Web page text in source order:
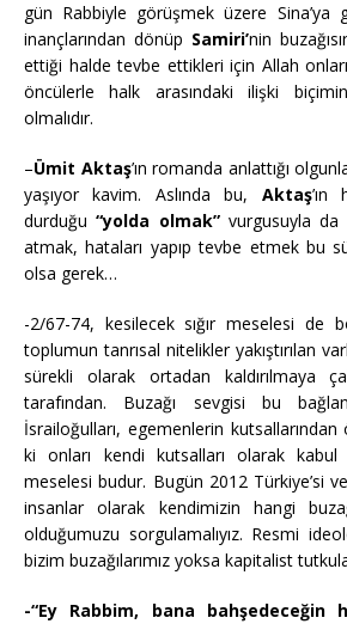
gün Rabbiyle görüşmek üzere Sina’ya
inançlarından dönüp Samiri’nin
ettiği halde tevbe ettikleri için Allah
öncülerle halk arasındaki ilişki
olmalıdır.
–Ümit Aktaş’ın romanda anlattığı
yaşıyor kavim. Aslında bu, Aktaş’ın
durduğu“yolda olmak”vurgusuyla da
atmak, hataları yapıp tevbe etmek bu
olsa gerek…
-2/67-74, kesilecek sığır meselesi de
toplumun tanrısal nitelikler yakıştırılan
sürekli olarak ortadan kaldırılmaya
tarafından. Buzağı sevgisi bu
İsrailoğulları, egemenlerin
ki onları kendi kutsalları olarak kabul
meselesi budur. Bugün 2012 Türkiye’si
insanlar olarak kendimizin hangi
olduğumuzu sorgulamalıyız. Resmi
bizim buzağılarımız yoksa kapitalist
-“Ey Rabbim, bana bahşedeceğin